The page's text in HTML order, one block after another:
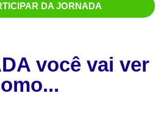
DA JORNADA
você vai ver